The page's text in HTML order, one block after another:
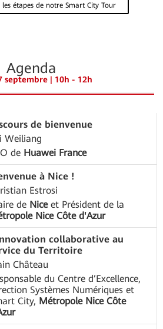
les étapes de notre Smart City Tour
Agenda
septembre | 10h - 12h
de bienvenue
Weiliang
de Huawei France
à Nice !
Estrosi
de Niceet Président de la
Nice Côte d'Azur
collaborative au
du Territoire
Château
du Centre d’Excellence,
Systèmes Numériques et
City, Métropole Nice Côte